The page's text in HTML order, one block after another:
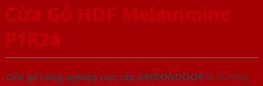
Cửa Gỗ HDF Melammine
P1R2a
Cửa gỗ công nghiệp cao cấp SAIGONDOORlà thương